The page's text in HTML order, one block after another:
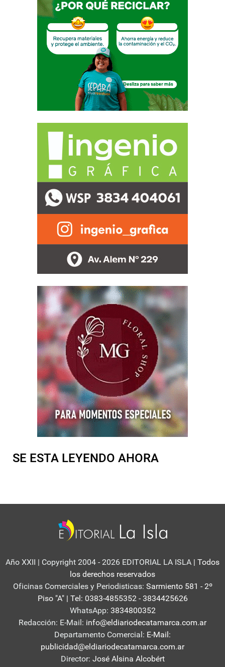
SE ESTA LEYENDO AHORA
Año XXII | Copyright 2004 - 2026 EDITORIAL LA ISLA | Todos
los derechos reservados
Oficinas Comerciales y Periodisticas: Sarmiento 581 - 2º
Piso "A" | Tel: 0383-4855352 - 3834425626
WhatsApp: 3834800352
Redacción: E-Mail: info@eldiariodecatamarca.com.ar
Departamento Comercial: E-Mail:
publicidad@eldiariodecatamarca.com.ar
Director: José Alsina Alcobért